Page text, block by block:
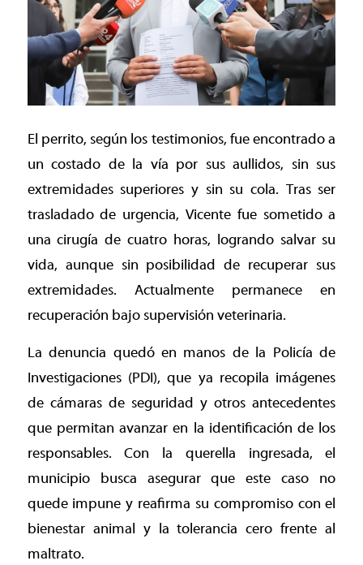
El perrito, según los testimonios, fue encontrado a
un costado de la vía por sus aullidos, sin sus
extremidades superiores y sin su cola. Tras ser
trasladado de urgencia, Vicente fue sometido a
una cirugía de cuatro horas, logrando salvar su
vida, aunque sin posibilidad de recuperar sus
extremidades. Actualmente permanece en
recuperación bajo supervisión veterinaria.
La denuncia quedó en manos de la Policía de
Investigaciones (PDI), que ya recopila imágenes
de cámaras de seguridad y otros antecedentes
que permitan avanzar en la identificación de los
responsables. Con la querella ingresada, el
municipio busca asegurar que este caso no
quede impune y reafirma su compromiso con el
bienestar animal y la tolerancia cero frente al
maltrato.